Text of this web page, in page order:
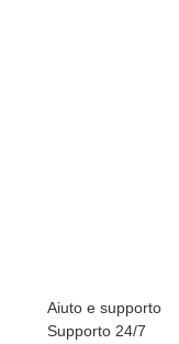
Aiuto e supporto
Supporto 24/7